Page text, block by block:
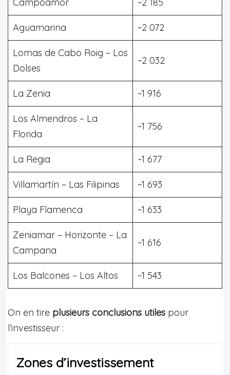
Aguamarina ~2 072
Lomas de Cabo Roig – Los
Dolses
~2 032
La Zenia ~1 916
Los Almendros – La
Florida
~1 756
La Regia ~1 677
Villamartín – Las Filipinas ~1 693
Playa Flamenca ~1 633
Zeniamar – Horizonte – La
Campana
~1 616
Los Balcones – Los Altos ~1 543
On en tire plusieurs conclusions utiles pour
l’investisseur :
Zones d’investissement